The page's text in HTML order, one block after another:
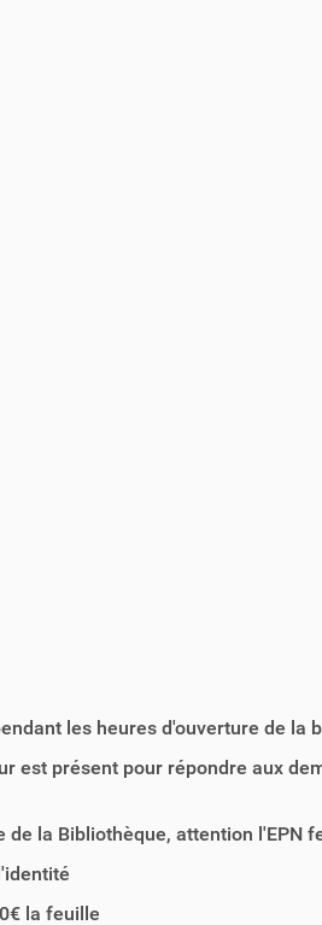
les heures d'ouverture de la
est présent pour répondre aux
de la Bibliothèque, attention l'EPN
la feuille